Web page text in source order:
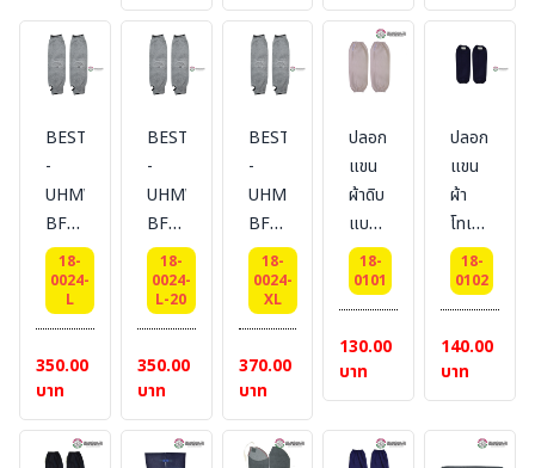
01-
16
นิ้ว
ปลอก
แขน
บาด
ขอบ
จั๊ม+เวลโก
ร
02-
16
นิ้ว
ปลอก
แขน
บาด
ขอบ
จั๊ม
02-8
นิ้ว
ปลอก
แขน
กัน
ขอบ
จั๊ม
03-
18
นิ้ว
ปลอก
แขน
กัน
บาด
คล้อง
นิ้ว+เทป
เวลโก
ร
: L
03-
18
นิ้ว
แขน
กัน
บาด
คล้อง
นิ้ว+เทป
เวลโก
ร
: XL
BESTSAFE
-
UHMWPE
BFE
#
COOLING
D-
5
SL-
04-
18
18-
0024-
L
350.00
บาท
BESTSAFE
-
UHMWPE
BFE
#
COOLING
D-
5
SL-
04-
20
18-
0024-
L-20
350.00
บาท
BESTSAFE
-
UHMWPE
BFE
#
COOLING
D-
5
SL-
04-
18
18-
0024-
XL
370.00
บาท
ปลอก
แขน
ผ้าดิบ
แบบ
รัดหัว
ท้าย
#
BESTSAFE
18-
0101
130.00
บาท
ปลอก
แขน
ผ้า
โทเร
แบบ
รัดหัว
ท้าย
#
BESTSAFE
18-
0102
140.00
บาท